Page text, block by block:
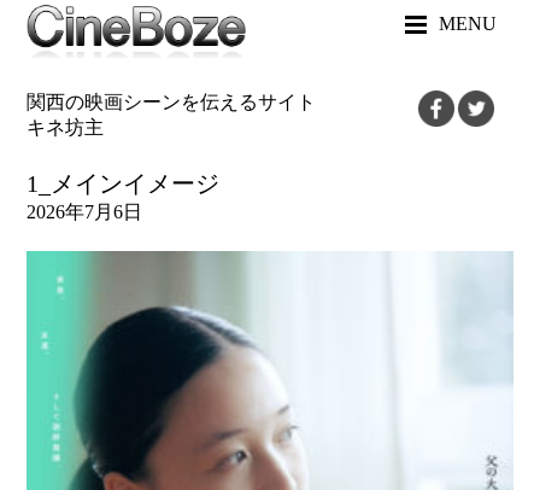
MENU
関西の映画シーンを伝えるサイト
キネ坊主
1_メインイメージ
2026年7月6日